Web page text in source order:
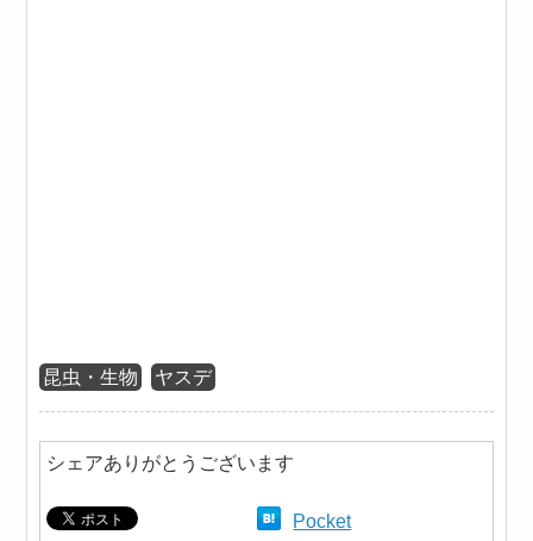
昆虫・生物 ヤスデ
シェアありがとうございます
Pocket